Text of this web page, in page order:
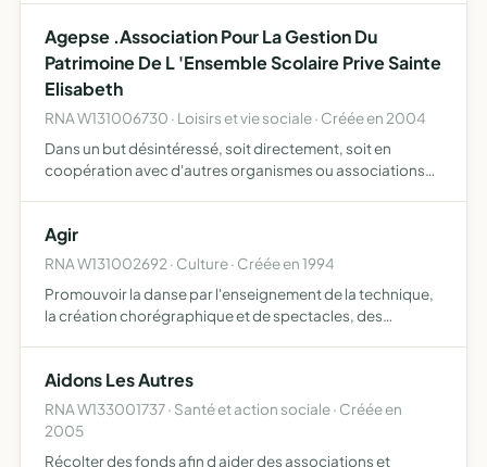
Agepse .Association Pour La Gestion Du
Patrimoine De L 'Ensemble Scolaire Prive Sainte
Elisabeth
RNA W131006730 · Loisirs et vie sociale · Créée en 2004
Dans un but désintéressé, soit directement, soit en
coopération avec d'autres organismes ou associations
l'enseignement c…
Agir
RNA W131002692 · Culture · Créée en 1994
Promouvoir la danse par l'enseignement de la technique,
la création chorégraphique et de spectacles, des
Aidons Les Autres
RNA W133001737 · Santé et action sociale · Créée en
2005
Récolter des fonds afin d aider des associations et